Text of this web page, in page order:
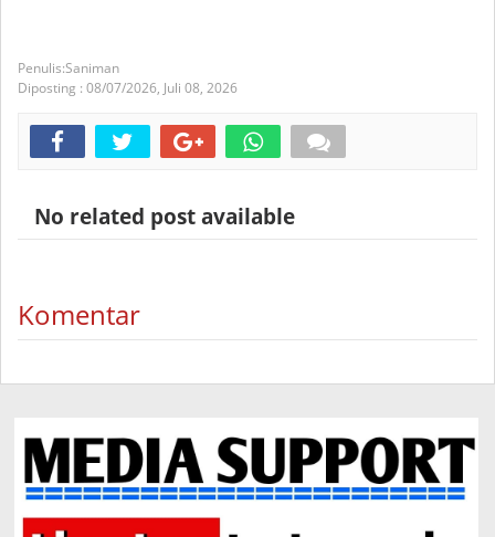
Saniman
Diposting : 08/07/2026, Juli 08, 2026
No related post available
Komentar